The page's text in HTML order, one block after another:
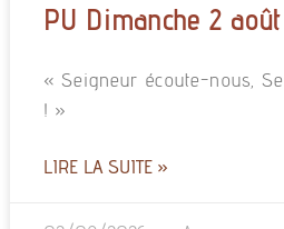
PU Dimanche 2 août
« Seigneur écoute-nous,
! »
LIRE LA SUITE »